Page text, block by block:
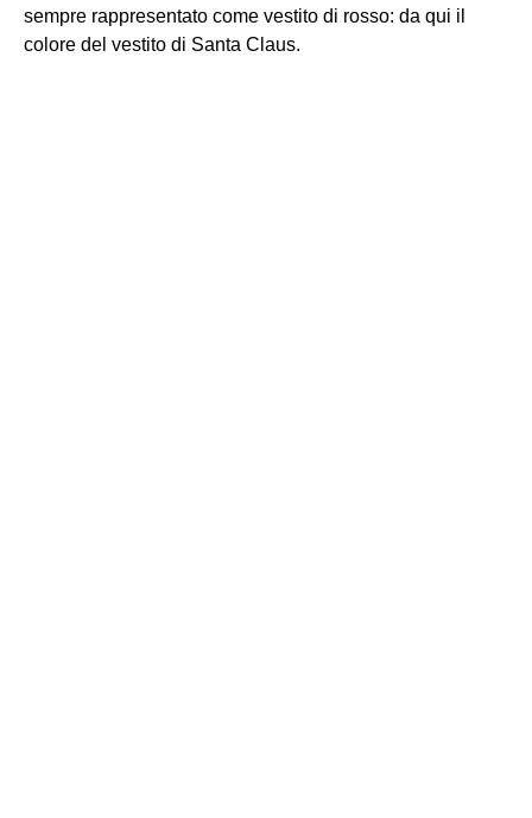
sempre rappresentato come vestito di rosso: da qui il
colore del vestito di Santa Claus.